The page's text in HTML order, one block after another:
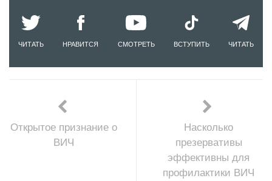
ЧИТАТЬ НРАВИТСЯ СМОТРЕТЬ ВСТУПИТЬ ЧИТАТЬ
Открытое признание о
ВИЧ
Насколько
презервативы
эффективны для
профилактики ВИЧ